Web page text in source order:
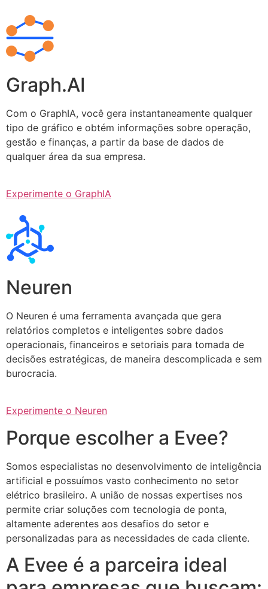
Graph.AI
Com o GraphIA, você gera instantaneamente qualquer
tipo de gráfico e obtém informações sobre operação,
gestão e finanças, a partir da base de dados de
qualquer área da sua empresa.
Experimente o GraphIA
Neuren
O Neuren é uma ferramenta avançada que gera
relatórios completos e inteligentes sobre dados
operacionais, financeiros e setoriais para tomada de
decisões estratégicas, de maneira descomplicada e sem
burocracia.
Experimente o Neuren
Porque escolher a Evee?
Somos especialistas no desenvolvimento de inteligência
artificial e possuímos vasto conhecimento no setor
elétrico brasileiro. A união de nossas expertises nos
permite criar soluções com tecnologia de ponta,
altamente aderentes aos desafios do setor e
personalizadas para as necessidades de cada cliente.
A Evee é a parceira ideal